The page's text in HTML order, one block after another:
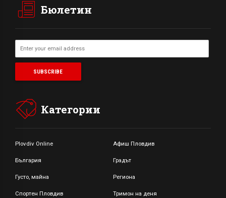
Бюлетин
Категории
Plovdiv Online Афиш Пловдив
България Градът
Густо, майна Региона
Спортен Пловдив Тримон на деня